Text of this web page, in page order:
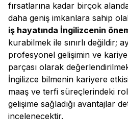
fırsatlarına kadar birçok
daha geniş imkanlara sahip
iş hayatında İngilizcenin
kurabilmek ile sınırlı değildir;
profesyonel gelişimin ve
parçası olarak
İngilizce bilmenin kariyere
maaş ve terfi süreçlerindeki
gelişime sağladığı avantajlar
incelenecektir.